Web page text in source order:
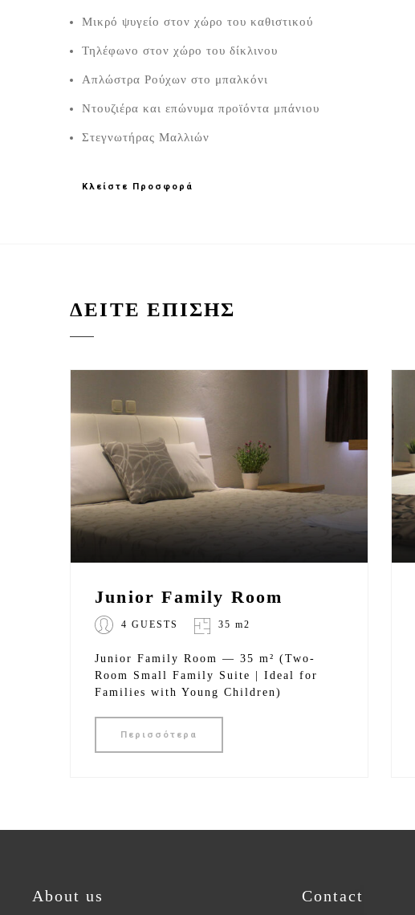
Μικρό ψυγείο στον χώρο του καθιστικού
Τηλέφωνο στον χώρο του δίκλινου
Απλώστρα Ρούχων στο μπαλκόνι
Ντουζιέρα και επώνυμα προϊόντα μπάνιου
Στεγνωτήρας Μαλλιών
Κλείστε Προσφορά
ΔΕΙΤΕ ΕΠΙΣΗΣ
Junior Family Room
4 GUESTS 35 m2
Junior Family Room — 35 m² (Two-
Room Small Family Suite | Ideal for
Families with Young Children)
Περισσότερα
About us Contact